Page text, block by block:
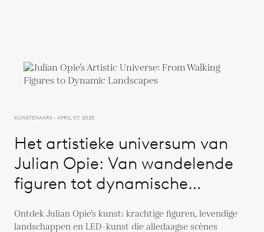
KUNSTENAARS - APRIL 07, 2025
Het artistieke universum van
Julian Opie: Van wandelende
figuren tot dynamische
Ontdek Julian Opie’s kunst: krachtige figuren, levendige
landschappen en LED-kunst die alledaagse scènes